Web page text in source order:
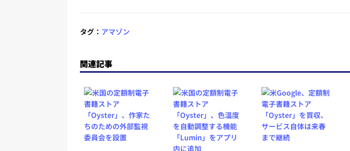
タグ： アマゾン
関連記事